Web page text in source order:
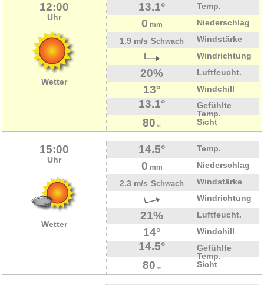
12:00
Uhr
Wetter
13.1° Temp.
0 mm
Niederschlag
1.9 m/s Schwach
Windstärke
Windrichtung
20% Luftfeucht.
13° Windchill
13.1°
Gefühlte
Temp.
80 km Sicht
15:00
Uhr
Wetter
14.5° Temp.
0 mm
Niederschlag
2.3 m/s Schwach
Windstärke
Windrichtung
21% Luftfeucht.
14° Windchill
14.5°
Gefühlte
Temp.
80 km Sicht